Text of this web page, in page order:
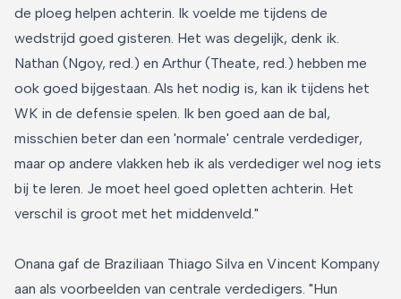
de ploeg helpen achterin. Ik voelde me tijdens de
wedstrijd goed gisteren. Het was degelijk, denk ik.
Nathan (Ngoy, red.) en Arthur (Theate, red.) hebben me
ook goed bijgestaan. Als het nodig is, kan ik tijdens het
WK in de defensie spelen. Ik ben goed aan de bal,
misschien beter dan een 'normale' centrale verdediger,
maar op andere vlakken heb ik als verdediger wel nog iets
bij te leren. Je moet heel goed opletten achterin. Het
verschil is groot met het middenveld."
Onana gaf de Braziliaan Thiago Silva en Vincent Kompany
aan als voorbeelden van centrale verdedigers. "Hun